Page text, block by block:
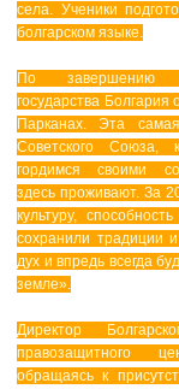
села. Ученики
болгарском языке.
По завершению
государства
Парканах. Эта
Советского
гордимся своими
здесь проживают. За
культуру,
сохранили традиции
дух и впредь всегда
земле».
Директор
правозащитного
обращаясь к